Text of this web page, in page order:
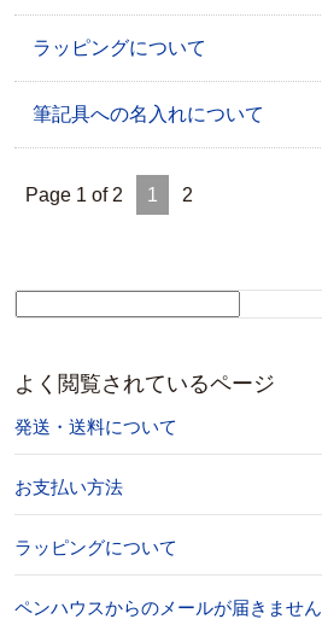
ラッピングについて
筆記具への名入れについて
Page 1 of 2 1 2
よく閲覧されているページ
発送・送料について
お支払い方法
ラッピングについて
ペンハウスからのメールが届きません